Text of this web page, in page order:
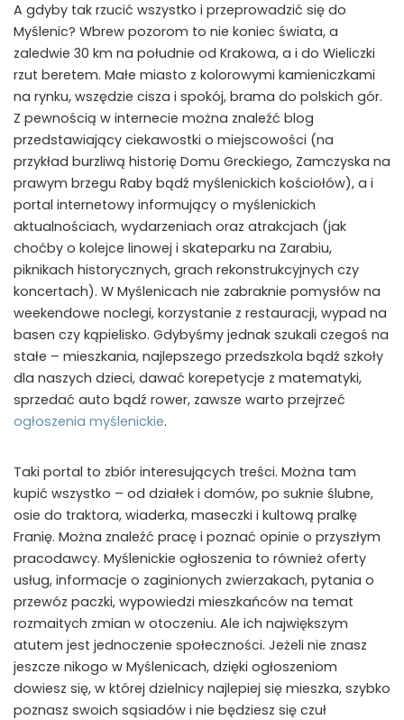
A gdyby tak rzucić wszystko i przeprowadzić się do
Myślenic? Wbrew pozorom to nie koniec świata, a
zaledwie 30 km na południe od Krakowa, a i do Wieliczki
rzut beretem. Małe miasto z kolorowymi kamieniczkami
na rynku, wszędzie cisza i spokój, brama do polskich gór.
Z pewnością w internecie można znaleźć blog
przedstawiający ciekawostki o miejscowości (na
przykład burzliwą historię Domu Greckiego, Zamczyska na
prawym brzegu Raby bądź myślenickich kościołów), a i
portal internetowy informujący o myślenickich
aktualnościach, wydarzeniach oraz atrakcjach (jak
choćby o kolejce linowej i skateparku na Zarabiu,
piknikach historycznych, grach rekonstrukcyjnych czy
koncertach). W Myślenicach nie zabraknie pomysłów na
weekendowe noclegi, korzystanie z restauracji, wypad na
basen czy kąpielisko. Gdybyśmy jednak szukali czegoś na
stałe – mieszkania, najlepszego przedszkola bądź szkoły
dla naszych dzieci, dawać korepetycje z matematyki,
sprzedać auto bądź rower, zawsze warto przejrzeć
ogłoszenia myślenickie.
Taki portal to zbiór interesujących treści. Można tam
kupić wszystko – od działek i domów, po suknie ślubne,
osie do traktora, wiaderka, maseczki i kultową pralkę
Franię. Można znaleźć pracę i poznać opinie o przyszłym
pracodawcy. Myślenickie ogłoszenia to również oferty
usług, informacje o zaginionych zwierzakach, pytania o
przewóz paczki, wypowiedzi mieszkańców na temat
rozmaitych zmian w otoczeniu. Ale ich największym
atutem jest jednoczenie społeczności. Jeżeli nie znasz
jeszcze nikogo w Myślenicach, dzięki ogłoszeniom
dowiesz się, w której dzielnicy najlepiej się mieszka, szybko
poznasz swoich sąsiadów i nie będziesz się czuł